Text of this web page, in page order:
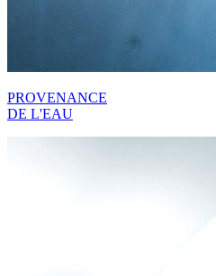
PROVENANCE
DE L'EAU